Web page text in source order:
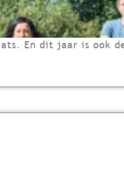
En dit jaar is ook